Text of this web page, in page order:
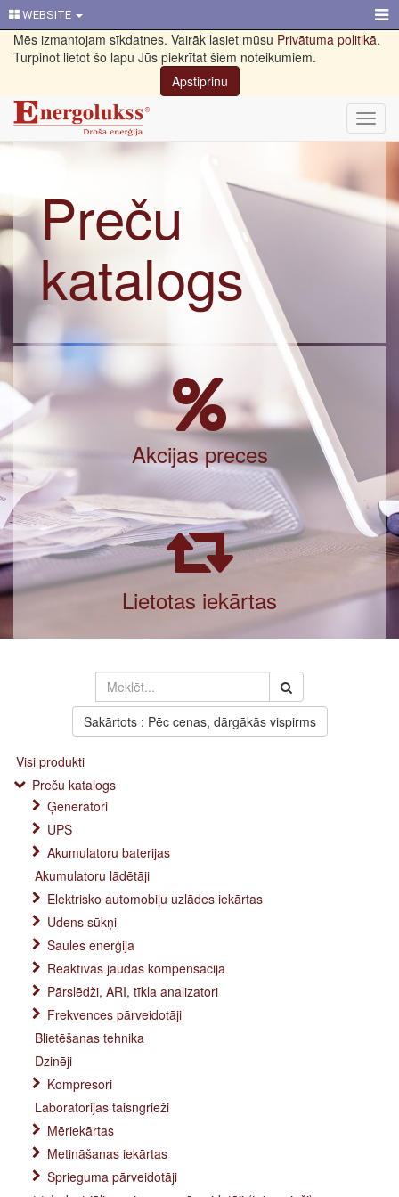
WEBSITE
Mēs izmantojam sīkdatnes. Vairāk lasiet mūsu Privātuma politikā.
Turpinot lietot šo lapu Jūs piekrītat šiem noteikumiem.
Apstiprinu
Preču
katalogs
Akcijas preces
Lietotas iekārtas
Sakārtots : Pēc cenas, dārgākās vispirms
Visi produkti
Preču katalogs
Ģeneratori
UPS
Akumulatoru baterijas
Akumulatoru lādētāji
Elektrisko automobiļu uzlādes iekārtas
Ūdens sūkņi
Saules enerģija
Reaktīvās jaudas kompensācija
Pārslēdži, ARI, tīkla analizatori
Frekvences pārveidotāji
Blietēšanas tehnika
Dzinēji
Kompresori
Laboratorijas taisngrieži
Mēriekārtas
Metināšanas iekārtas
Sprieguma pārveidotāji